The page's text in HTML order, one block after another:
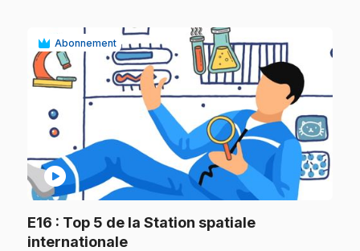
Abonnement
play_circle
E16 : Top 5 de la Station spatiale
internationale.